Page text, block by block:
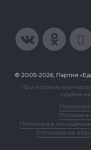
© 2005-2026, Партия
При полном или
ссылка
Политика
Политика в
Согласие на